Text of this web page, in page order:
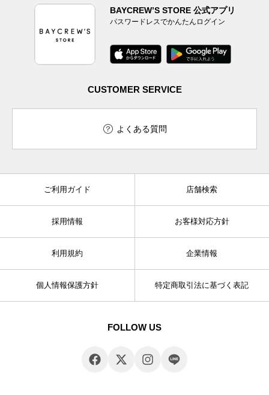
BAYCREW’S STORE 公式アプリ
パスワードレスでかんたんログイン
CUSTOMER SERVICE
よくある質問
ご利用ガイド 店舗検索
採用情報 お客様対応方針
利用規約 企業情報
個人情報保護方針 特定商取引法に基づく表記
FOLLOW US